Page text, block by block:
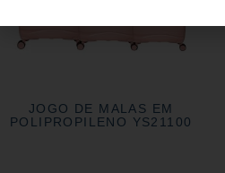
JOGO DE MALAS EM
POLIPROPILENO YS21100